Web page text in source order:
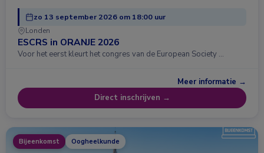
zo 13 september 2026 om 18:00 uur
Londen
ESCRS in ORANJE 2026
Voor het eerst kleurt het congres van de European Society …
Meer informatie →
Direct inschrijven →
Bijeenkomst Oogheelkunde